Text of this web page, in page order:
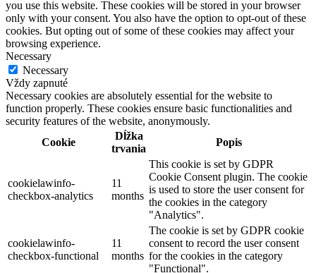
you use this website. These cookies will be stored in your browser
only with your consent. You also have the option to opt-out of these
cookies. But opting out of some of these cookies may affect your
browsing experience.
Necessary
Necessary
Vždy zapnuté
Necessary cookies are absolutely essential for the website to
function properly. These cookies ensure basic functionalities and
security features of the website, anonymously.
Cookie
Dĺžka
trvania
Popis
cookielawinfo-
checkbox-analytics
11
months
This cookie is set by GDPR
Cookie Consent plugin. The cookie
is used to store the user consent for
the cookies in the category
"Analytics".
cookielawinfo-
checkbox-functional
11
months
The cookie is set by GDPR cookie
consent to record the user consent
for the cookies in the category
"Functional".